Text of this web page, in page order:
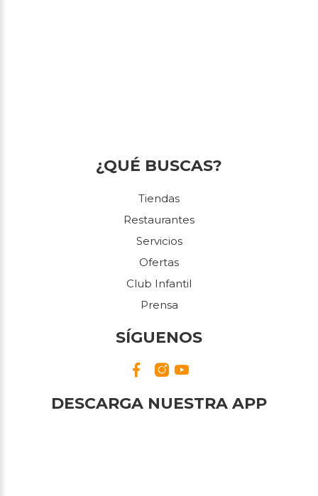
¿QUÉ BUSCAS?
Tiendas
Restaurantes
Servicios
Ofertas
Club Infantil
Prensa
SÍGUENOS
DESCARGA NUESTRA APP